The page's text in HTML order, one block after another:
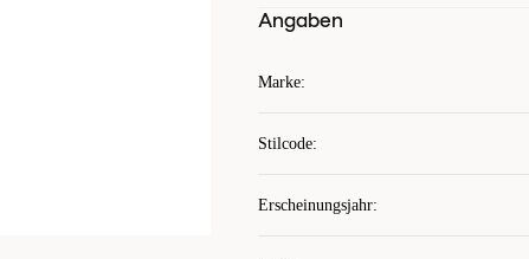
Angaben
Marke:
Stilcode:
Erscheinungsjahr: